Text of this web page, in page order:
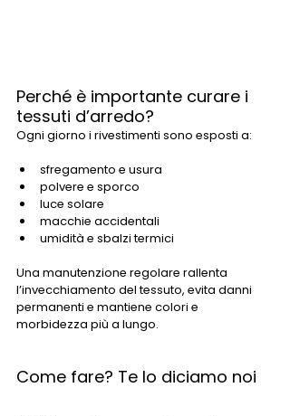
Perché è importante curare i
tessuti d’arredo?
Ogni giorno i rivestimenti sono esposti a:
sfregamento e usura
polvere e sporco
luce solare
macchie accidentali
umidità e sbalzi termici
Una manutenzione regolare rallenta
l’invecchiamento del tessuto, evita danni
permanenti e mantiene colori e
morbidezza più a lungo.
Come fare? Te lo diciamo noi